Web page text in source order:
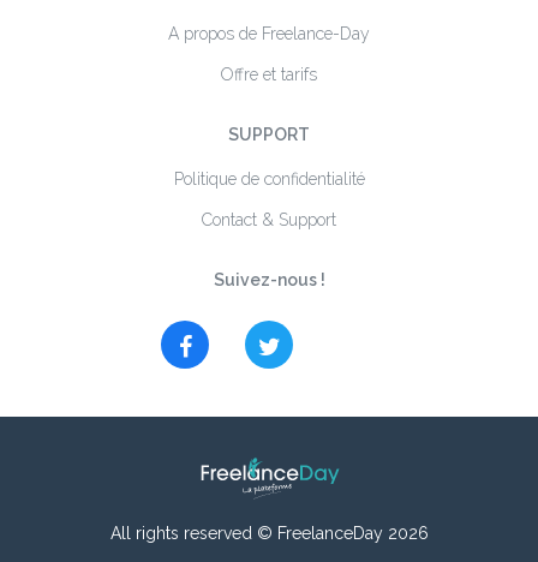
A propos de Freelance-Day
Offre et tarifs
SUPPORT
Politique de confidentialité
Contact & Support
Suivez-nous !
All rights reserved © FreelanceDay 2026